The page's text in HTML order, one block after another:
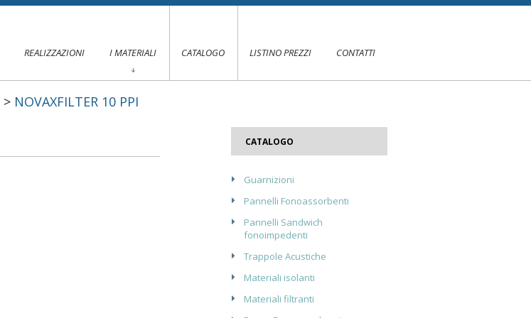
REALIZZAZIONI I MATERIALI CATALOGO LISTINO PREZZI CONTATTI
> NOVAXFILTER 10 PPI
CATALOGO
Guarnizioni
Pannelli Fonoassorbenti
Pannelli Sandwich
fonoimpedenti
Trappole Acustiche
Materiali isolanti
Materiali filtranti